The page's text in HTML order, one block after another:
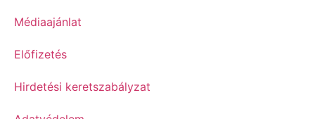
Médiaajánlat
Előfizetés
Hirdetési keretszabályzat